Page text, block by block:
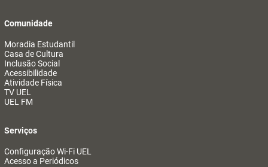
Comunidade
Moradia Estudantil
Casa de Cultura
Inclusão Social
Acessibilidade
Atividade Física
TV UEL
UEL FM
Serviços
Configuração Wi-Fi UEL
Acesso a Periódicos